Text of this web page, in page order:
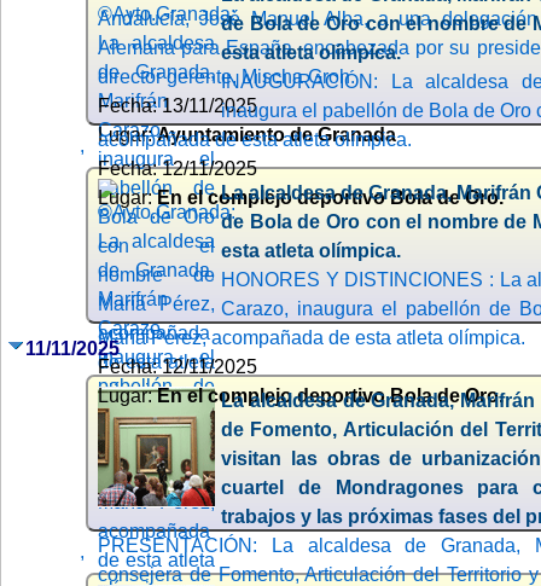
Andalucía, José Manuel Alba, a una
Alemana para España, encabezada por su
director gerente, Mischa Groh.
Fecha: 13/11/2025
Lugar:Ayuntamiento de Granada
de Bola de Oro con el nombre de
esta atleta olímpica.
INAUGURACIÓN: La alcaldesa
inaugura el pabellón de Bola de Oro
acompañada de esta atleta olímpica.
Fecha: 12/11/2025
Lugar:En el complejo deportivo Bola de Oro.
,
La alcaldesa de Granada,
de Bola de Oro con el nombre de
esta atleta olímpica.
HONORES Y DISTINCIONES : La
Carazo, inaugura el pabellón de
María Pérez, acompañada de esta atleta olímpica.
Fecha: 12/11/2025
Lugar:En el complejo deportivo Bola de Oro.
11/11/2025
La alcaldesa de Granada,
de Fomento, Articulación del
visitan las obras de
cuartel de Mondragones para
trabajos y las próximas fases del
PRESENTACIÓN: La alcaldesa de
consejera de Fomento, Articulación del Territorio
,